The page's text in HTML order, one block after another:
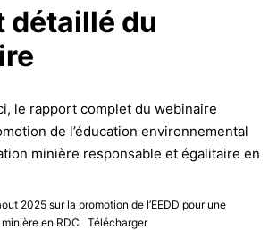
détaillé du
le rapport complet du webinaire
de l’éducation environnemental
minière responsable et égalitaire en
2025 sur la promotion de l’EEDD pour une
en RDC
Télécharger